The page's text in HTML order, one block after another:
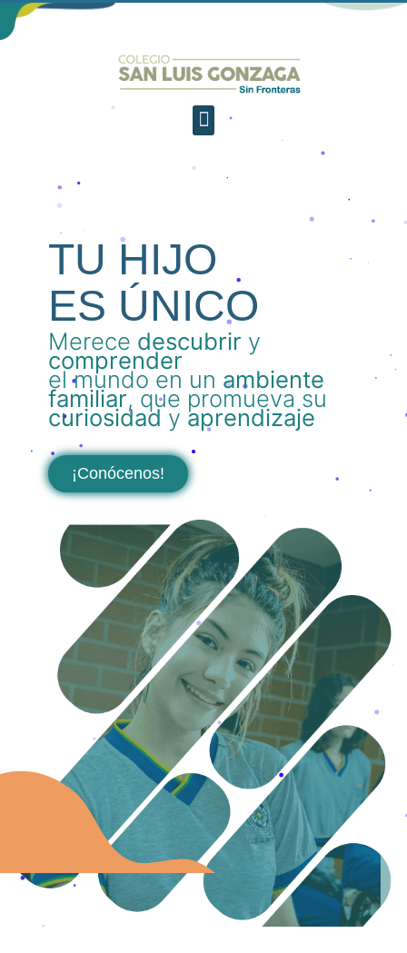
TU HIJO
ES ÚNICO
Merece descubrir y
comprender
el mundo en un ambiente
familiar, que promueva su
curiosidad y aprendizaje
¡Conócenos!